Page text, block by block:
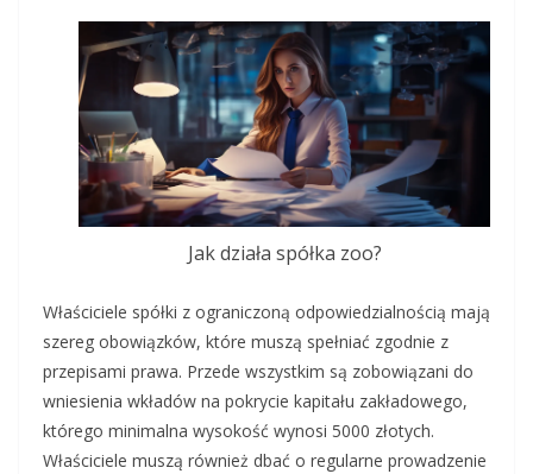
Jak działa spółka zoo?
Właściciele spółki z ograniczoną odpowiedzialnością mają
szereg obowiązków, które muszą spełniać zgodnie z
przepisami prawa. Przede wszystkim są zobowiązani do
wniesienia wkładów na pokrycie kapitału zakładowego,
którego minimalna wysokość wynosi 5000 złotych.
Właściciele muszą również dbać o regularne prowadzenie